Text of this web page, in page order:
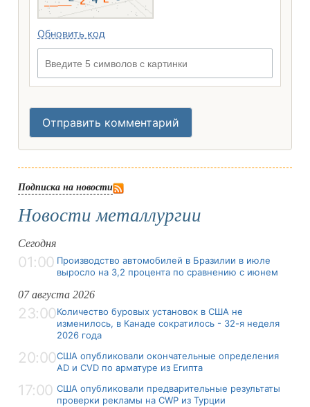
Обновить код
Отправить комментарий
Подписка на новости
Новости металлургии
Сегодня
01:00 Производство автомобилей в Бразилии в июле
выросло на 3,2 процента по сравнению с июнем
07 августа 2026
23:00Количество буровых установок в США не
изменилось, в Канаде сократилось - 32-я неделя
2026 года
20:00США опубликовали окончательные определения
AD и CVD по арматуре из Египта
17:00 США опубликовали предварительные результаты
проверки рекламы на CWP из Турции